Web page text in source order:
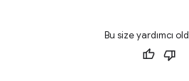
Bu size yardımcı